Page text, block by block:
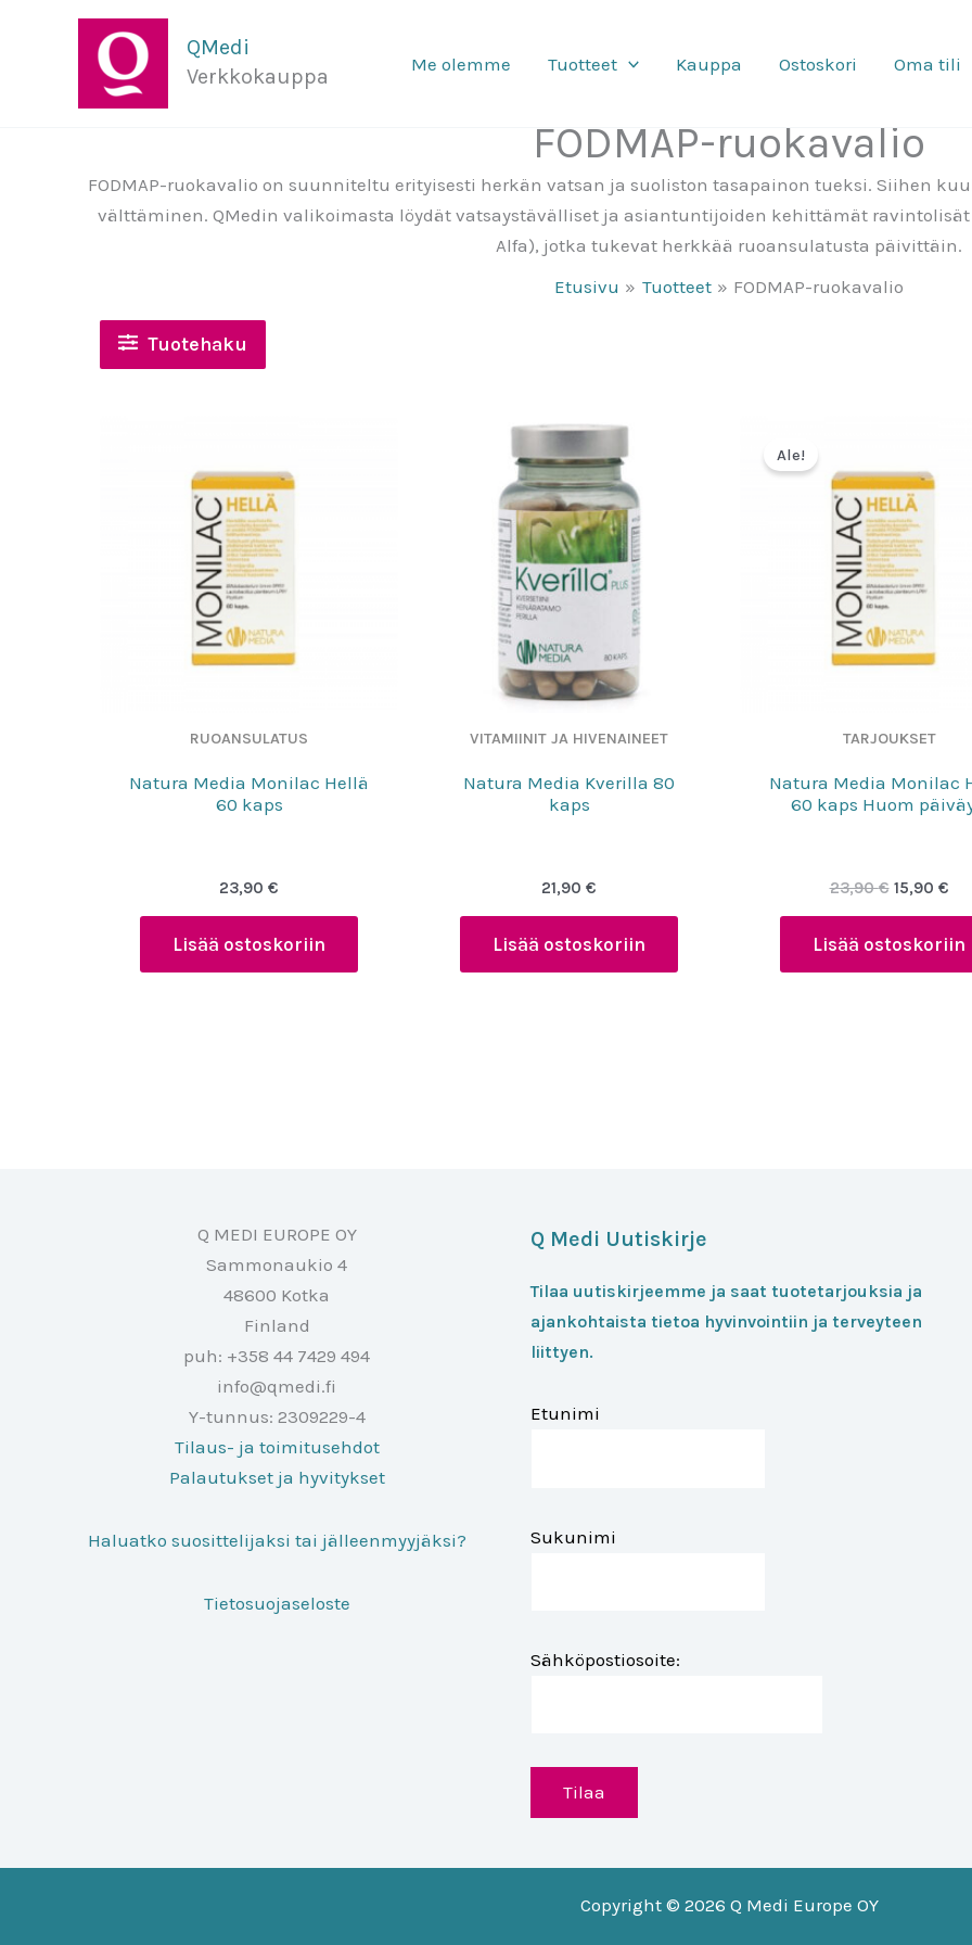
QMedi
Verkkokauppa
Me olemme Tuotteet Kauppa Ostoskori Oma tili
FODMAP-ruokavalio
FODMAP-ruokavalio on suunniteltu erityisesti herkän vatsan ja suoliston tasapainon tueksi. Siihen
välttäminen. QMedin valikoimasta löydät vatsaystävälliset ja asiantuntijoiden kehittämät
Alfa), jotka tukevat herkkää ruoansulatusta päivittäin.
Etusivu
Tuotteet FODMAP-ruokavalio
Tuotehaku
RUOANSULATUS
Natura Media Monilac Hellä
60 kaps
23,90 €
Lisää ostoskoriin
VITAMIINIT JA HIVENAINEET
Natura Media Kverilla 80
kaps
21,90 €
Lisää ostoskoriin
TARJOUKSET
Ale!
Natura Media Monilac
60 kaps Huom
23,90€
23,90 €.
15,90 €
Lisää ostoskoriin
Q MEDI EUROPE OY
Sammonaukio 4
48600 Kotka
Finland
puh: +358 44 7429 494
info@qmedi.fi
Y-tunnus: 2309229-4
Tilaus- ja toimitusehdot
Palautukset ja hyvitykset
Haluatko suosittelijaksi tai jälleenmyyjäksi?
Tietosuojaseloste
Q Medi Uutiskirje
Tilaa uutiskirjeemme ja saat tuotetarjouksia ja
ajankohtaista tietoa hyvinvointiin ja terveyteen
liittyen.
Etunimi
Sukunimi
Sähköpostiosoite:
Copyright © 2026 Q Medi Europe OY